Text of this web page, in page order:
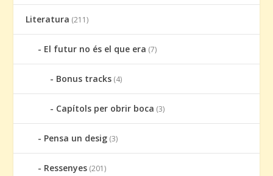
Literatura (211)
El futur no és el que era (7)
Bonus tracks (4)
Capítols per obrir boca (3)
Pensa un desig (3)
Ressenyes (201)